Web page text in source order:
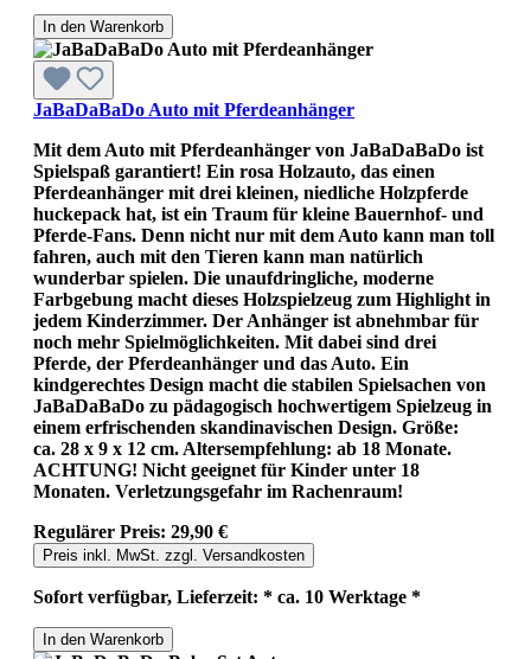
In den Warenkorb
JaBaDaBaDo Auto mit Pferdeanhänger
Mit dem Auto mit Pferdeanhänger von JaBaDaBaDo ist
Spielspaß garantiert! Ein rosa Holzauto, das einen
Pferdeanhänger mit drei kleinen, niedliche Holzpferde
huckepack hat, ist ein Traum für kleine Bauernhof- und
Pferde-Fans. Denn nicht nur mit dem Auto kann man toll
fahren, auch mit den Tieren kann man natürlich
wunderbar spielen. Die unaufdringliche, moderne
Farbgebung macht dieses Holzspielzeug zum Highlight in
jedem Kinderzimmer. Der Anhänger ist abnehmbar für
noch mehr Spielmöglichkeiten. Mit dabei sind drei
Pferde, der Pferdeanhänger und das Auto. Ein
kindgerechtes Design macht die stabilen Spielsachen von
JaBaDaBaDo zu pädagogisch hochwertigem Spielzeug in
einem erfrischenden skandinavischen Design. Größe:
ca. 28 x 9 x 12 cm. Altersempfehlung: ab 18 Monate.
ACHTUNG! Nicht geeignet für Kinder unter 18
Monaten. Verletzungsgefahr im Rachenraum!
Regulärer Preis: 29,90 €
Preis inkl. MwSt. zzgl. Versandkosten
Sofort verfügbar, Lieferzeit: * ca. 10 Werktage *
In den Warenkorb